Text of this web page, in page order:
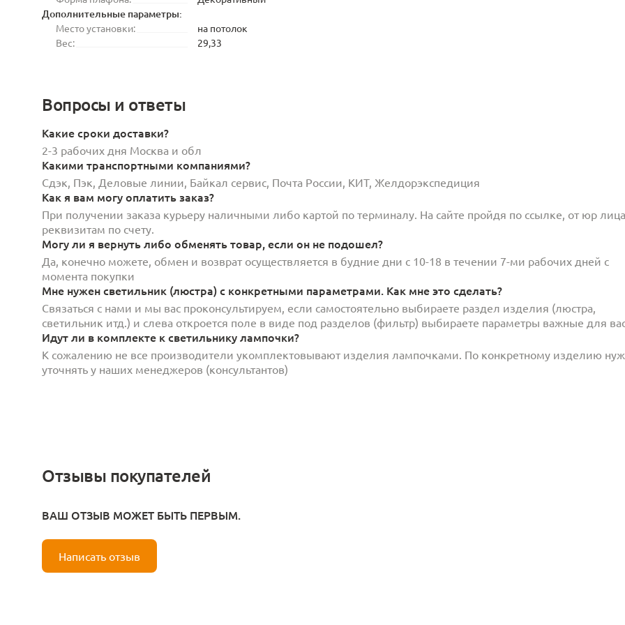
Дополнительные параметры:
Место установки:
на потолок
Вес:
29,33
Вопросы и ответы
Какие сроки доставки?
2-3 рабочих дня Москва и обл
Какими транспортными компаниями?
Сдэк, Пэк, Деловые линии, Байкал сервис, Почта России, КИТ, Желдорэкспедиция
Как я вам могу оплатить заказ?
При получении заказа курьеру наличными либо картой по терминалу. На сайте пройдя по ссылке, от юр
реквизитам по счету.
Могу ли я вернуть либо обменять товар, если он не подошел?
Да, конечно можете, обмен и возврат осуществляется в будние дни с 10-18 в течении 7-ми рабочих дней с
момента покупки
Мне нужен светильник (люстра) с конкретными параметрами. Как мне это сделать?
Связаться с нами и мы вас проконсультируем, если самостоятельно выбираете раздел изделия (люстра,
светильник итд.) и слева откроется поле в виде под разделов (фильтр) выбираете параметры важные для
Идут ли в комплекте к светильнику лампочки?
К сожалению не все производители укомплектовывают изделия лампочками. По конкретному изделию
уточнять у наших менеджеров (консультантов)
Отзывы покупателей
ВАШ ОТЗЫВ МОЖЕТ БЫТЬ ПЕРВЫМ.
Написать отзыв